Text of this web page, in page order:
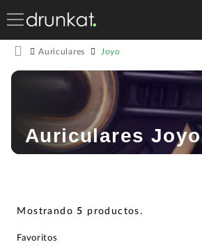
Auriculares Joyo
Auriculares Joyo
Mostrando 5 productos.